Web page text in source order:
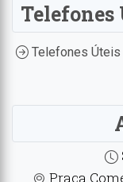
Telefones
Telefones Úteis
Praça